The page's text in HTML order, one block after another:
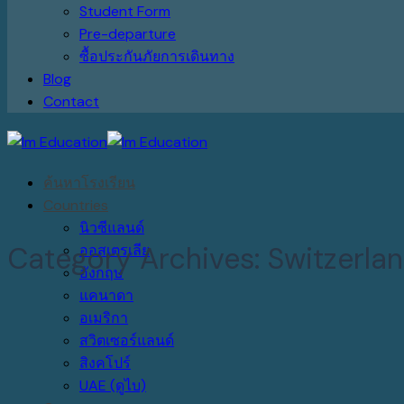
Student Form
Pre-departure
ซื้อประกันภัยการเดินทาง
Blog
Contact
ค้นหาโรงเรียน
Countries
นิวซีแลนด์
ออสเตรเลีย
อังกฤษ
แคนาดา
อเมริกา
สวิตเซอร์แลนด์
สิงคโปร์
UAE (ดูไบ)
Category Archives: